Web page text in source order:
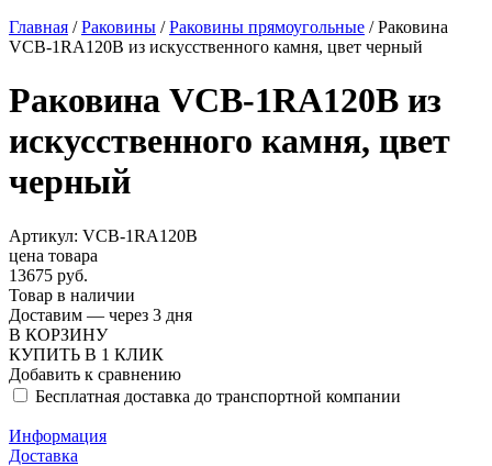
Главная /Раковины /Раковины прямоугольные /Раковина
VCB-1RA120B из искусственного камня, цвет черный
Раковина VCB-1RA120B из
искусственного камня, цвет
черный
Артикул: VCB-1RA120B
цена товара
13675 руб.
Товар в наличии
Доставим — через 3 дня
В КОРЗИНУ
КУПИТЬ В 1 КЛИК
Добавить к сравнению
Бесплатная доставка до транспортной компании
Информация
Доставка